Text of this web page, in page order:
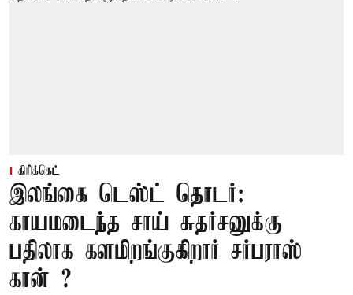
கிரிக்கெட்
இலங்கை டெஸ்ட் தொடர்:
காயமடைந்த சாய் சுதர்சனுக்கு
பதிலாக களமிறங்குகிறார் சர்பராஸ்
கான் ?